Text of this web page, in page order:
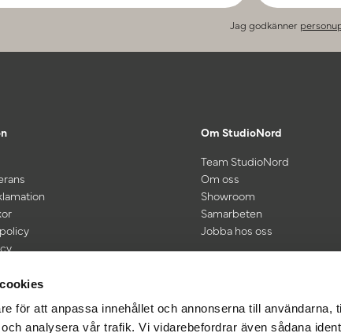
för att anpassa innehållet och annonserna till användarna,
analysera vår trafik. Vi vidarebefordrar även sådana
Jag godkänner
Om StudioNord
Team StudioNord
Om oss
Showroom
Samarbeten
Jobba hos oss